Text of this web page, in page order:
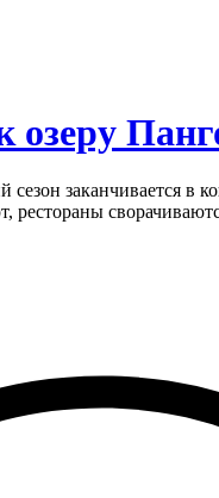
озеру
сезон заканчивается в
рестораны